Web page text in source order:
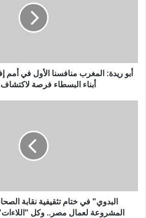
أبو ريدة: المغرب منافسنا الأول في أمم
أبناء البسطاء فرصة
البدوي" في ختام تثقيفية نقابة
المشروعة لعمال مصر.. وكل